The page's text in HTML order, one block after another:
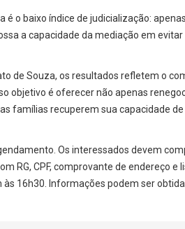
o baixo índice de judicialização:
a capacidade da mediação em
de Souza, os resultados refletem o
objetivo é oferecer não apenas
famílias recuperem sua capacidade
Os interessados devem
RG, CPF, comprovante de endereço e
16h30. Informações podem ser